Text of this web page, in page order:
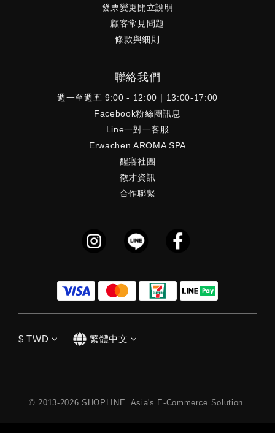
發票變更開立說明
顧客常見問題
條款與細則
聯絡我們
週一至週五 9:00 - 12:00｜13:00-17:00
Facebook粉絲團訊息
Line一對一客服
Erwachen AROMA SPA
醒寤社團
徵才資訊
合作聯繫
$ TWD 繁體中文
© 2013-2026 SHOPLINE. Asia's E-Commerce Solution.